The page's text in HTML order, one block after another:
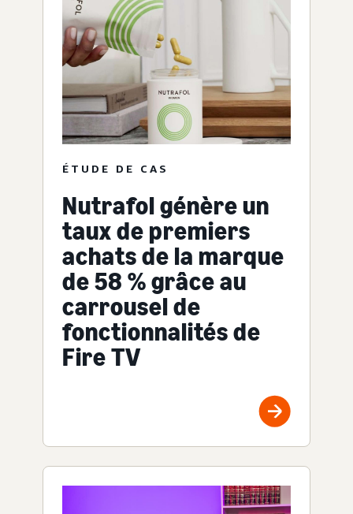
ÉTUDE DE CAS
Nutrafol génère un
taux de premiers
achats de la marque
de 58 % grâce au
carrousel de
fonctionnalités de
Fire TV